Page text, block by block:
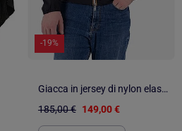
-19%
Giacca in jersey di nylon elasticizzato - K-Way
185,00 € 149,00 €